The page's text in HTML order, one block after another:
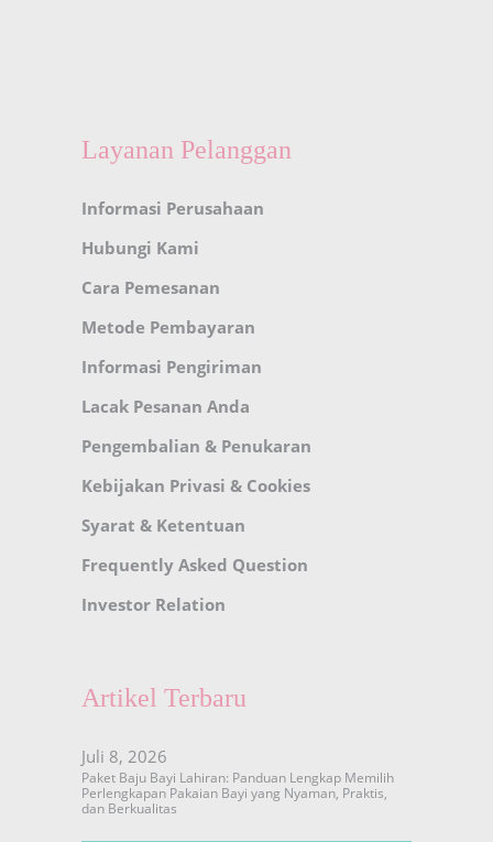
Layanan Pelanggan
Informasi Perusahaan
Hubungi Kami
Cara Pemesanan
Metode Pembayaran
Informasi Pengiriman
Lacak Pesanan Anda
Pengembalian & Penukaran
Kebijakan Privasi & Cookies
Syarat & Ketentuan
Frequently Asked Question
Investor Relation
Artikel Terbaru
Juli 8, 2026
Paket Baju Bayi Lahiran: Panduan Lengkap Memilih
Perlengkapan Pakaian Bayi yang Nyaman, Praktis,
dan Berkualitas